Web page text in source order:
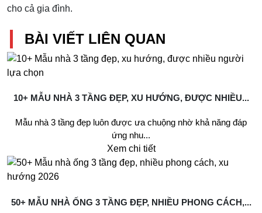
cho cả gia đình.
BÀI VIẾT LIÊN QUAN
10+ MẪU NHÀ 3 TẦNG ĐẸP, XU HƯỚNG, ĐƯỢC NHIỀU...
Mẫu nhà 3 tầng đẹp luôn được ưa chuộng nhờ khả năng đáp
ứng nhu...
Xem chi tiết
50+ MẪU NHÀ ỐNG 3 TẦNG ĐẸP, NHIỀU PHONG CÁCH,...